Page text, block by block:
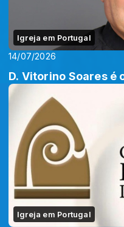
Igreja em Portugal
14/07/2026
D. Vitorino Soares é
Igreja em Portugal